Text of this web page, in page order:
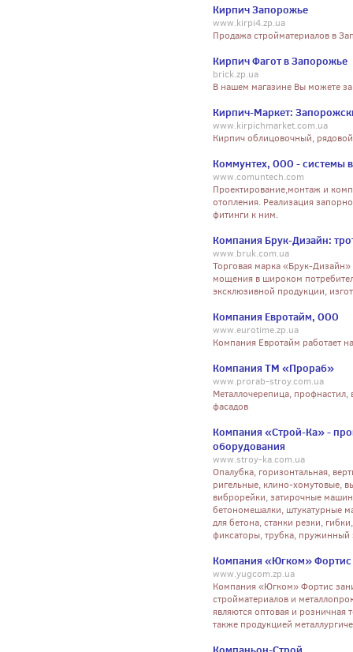
Кирпич Запорожье
www.kirpi4.zp.ua
Продажа стройматериалов в
Кирпич Фагот в Запорожье
brick.zp.ua
В нашем магазине Вы можете
Кирпич-Маркет:
www.kirpichmarket.com.ua
Кирпич облицовочный,
Коммунтех, ООО - системы
www.comuntech.com
Проектирование,монтаж и
отопления. Реализация
фитинги к ним.
Компания Брук-Дизайн:
www.bruk.com.ua
Торговая марка «Брук-Дизайн»
мощения в широком
эксклюзивной продукции,
Компания Евротайм, ООО
www.eurotime.zp.ua
Компания Евротайм работает
Компания ТМ «Прораб»
www.prorab-stroy.com.ua
Металлочерепица, профнастил,
фасадов
Компания «Строй-Ка» -
оборудования
www.stroy-ka.com.ua
Опалубка, горизонтальная,
ригельные, клино-хомутовые,
виброрейки, затирочные
бетономешалки, штукатурные
для бетона, станки резки,
фиксаторы, трубка,
Компания «Югком» Фортис
www.yugcom.zp.ua
Компания «Югком» Фортис
стройматериалов и
являются оптовая и
также продукцией